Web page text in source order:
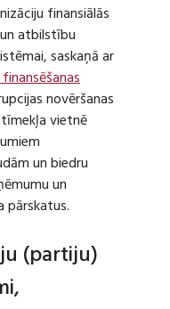
finansiālās
atbilstību
saskaņā ar
novēršanas
vietnē
un biedru
un
pārskatus.
(partiju)